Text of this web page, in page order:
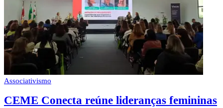
Associativismo
CEME Conecta reúne lideranças femininas